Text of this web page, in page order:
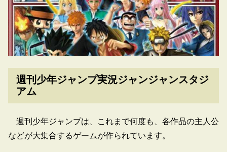
週刊少年ジャンプ実況ジャンジャンスタジ
アム
週刊少年ジャンプは、これまで何度も、各作品の主人公
などが大集合するゲームが作られています。